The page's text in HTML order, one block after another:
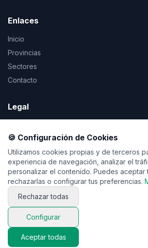
Enlaces
Inicio
Provincias
Sectores
Contacto
Legal
Privacidad
Cookies
© 2026 Vente de viaje. Todos los
🍪 Configuración de Cookies
Utilizamos cookies propias y de terceros
experiencia de navegación, analizar el
personalizar el contenido. Puedes aceptar
rechazarlas o configurar tus preferencias.
Rechazar todas
Configurar
Aceptar todas